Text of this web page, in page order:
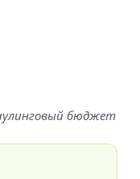
бюджет